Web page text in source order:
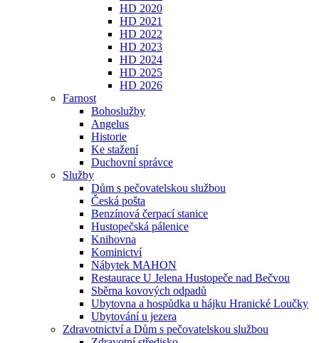
HD 2020
HD 2021
HD 2022
HD 2023
HD 2024
HD 2025
HD 2026
Farnost
Bohoslužby
Angelus
Historie
Ke stažení
Duchovní správce
Služby
Dům s pečovatelskou službou
Česká pošta
Benzínová čerpací stanice
Hustopečská pálenice
Knihovna
Kominictví
Nábytek MAHON
Restaurace U Jelena Hustopeče nad Bečvou
Sběrna kovových odpadů
Ubytovna a hospůdka u hájku Hranické Loučky
Ubytování u jezera
Zdravotnictví a Dům s pečovatelskou službou